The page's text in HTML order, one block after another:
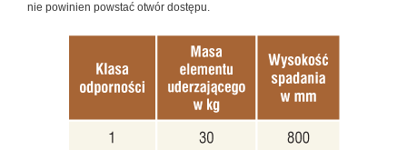
nie powinien powstać otwór dostępu.